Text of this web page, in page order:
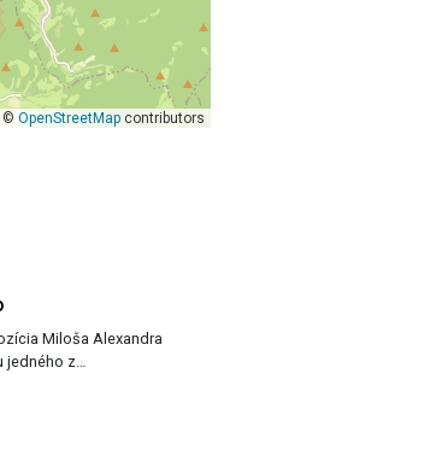
OpenStreetMapcontributors
z…